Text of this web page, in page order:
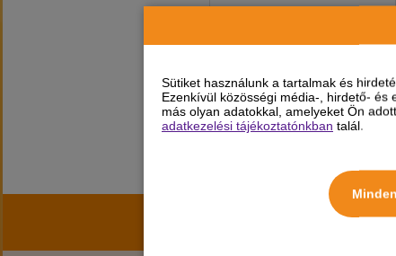
Sütiket használunk a tartalmak és
Ezenkívül közösségi média-, hirdető- és
más olyan adatokkal, amelyeket Ön
adatkezelési tájékoztatónkban talál.
Ideiglenesen nem elérhető
Iratkozz fel